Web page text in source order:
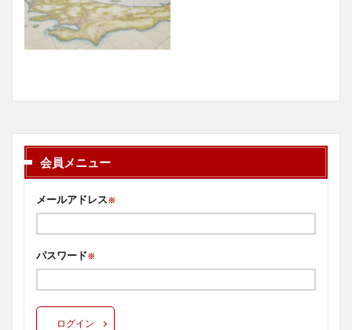
会員メニュー
メールアドレス※
パスワード※
ログイン